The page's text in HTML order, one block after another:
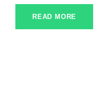
READ MORE